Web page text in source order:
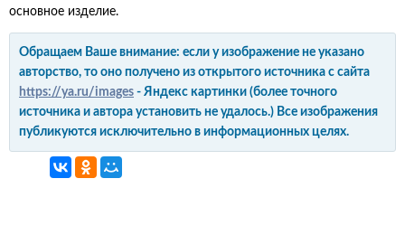
основное изделие.
Обращаем Ваше внимание: если у изображение не указано
авторство, то оно получено из открытого источника с сайта
https://ya.ru/images - Яндекс картинки (более точного
источника и автора установить не удалось.) Все изображения
публикуются исключительно в информационных целях.